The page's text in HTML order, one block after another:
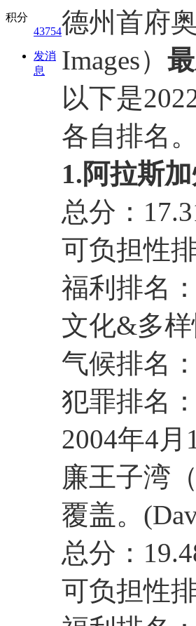
积分
43754
发消
息
德州首府
Images）
以下是
各自排名。
1.阿拉斯加
总分：
可负担性
福利排名
文化&多
气候排名
犯罪排名
2004年4
廉王子湾
覆盖。
总分：
可负担性